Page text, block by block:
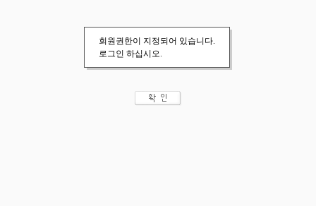
회원권한이 지정되어 있습니다.
로그인 하십시오.